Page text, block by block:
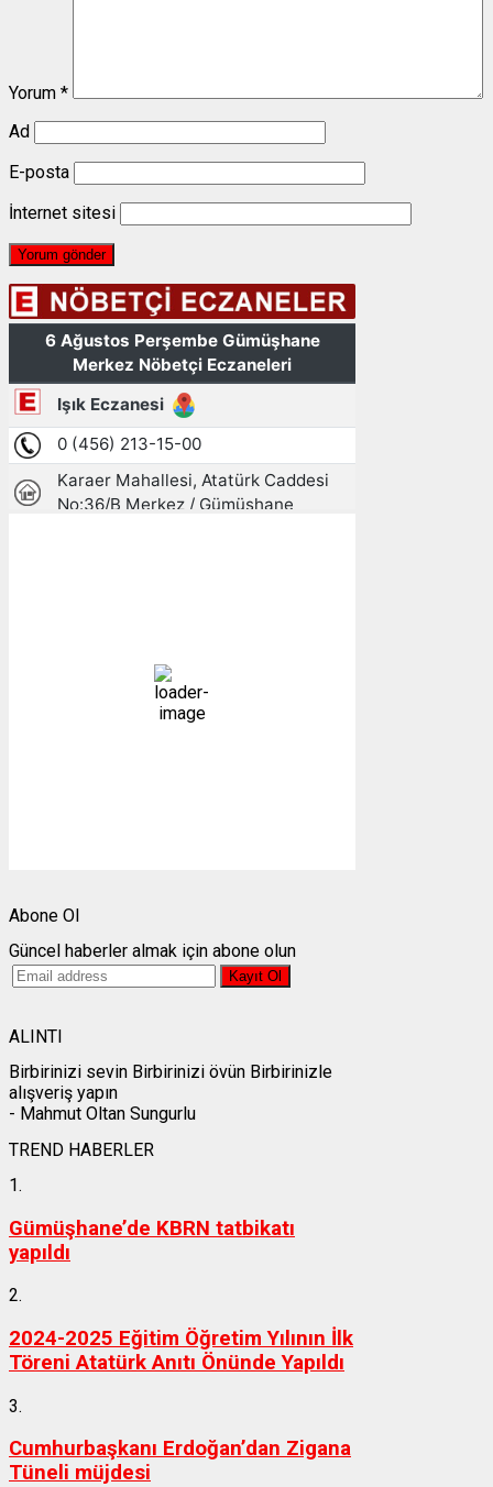
Yorum *
Ad
E-posta
İnternet sitesi
65 %
1010 mb
Abone Ol
Güncel haberler almak için abone olun
ALINTI
Birbirinizi sevin Birbirinizi övün Birbirinizle
alışveriş yapın
- Mahmut Oltan Sungurlu
TREND HABERLER
1.
Gümüşhane’de KBRN tatbikatı
yapıldı
2.
2024-2025 Eğitim Öğretim Yılının İlk
Töreni Atatürk Anıtı Önünde Yapıldı
3.
Cumhurbaşkanı Erdoğan’dan Zigana
Tüneli müjdesi